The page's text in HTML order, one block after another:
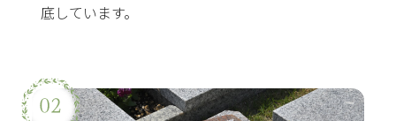
底しています。